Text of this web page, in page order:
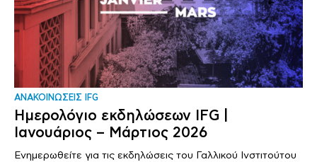
ΑΝΑΚΟΙΝΩΣΕΙΣ IFG
Ημερολόγιο εκδηλώσεων IFG |
Ιανουάριος – Μάρτιος 2026
Ενημερωθείτε για τις εκδηλώσεις του Γαλλικού Ινστιτούτου